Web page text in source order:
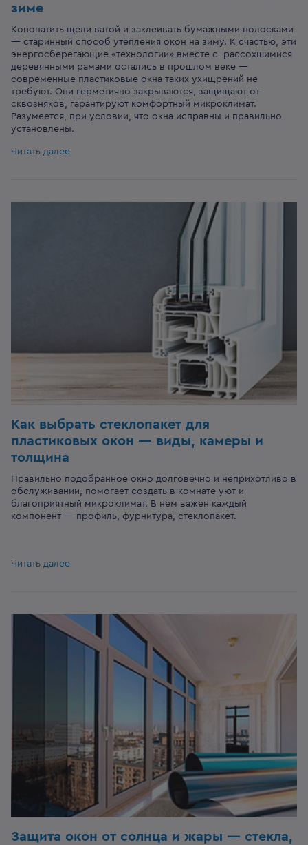
зиме
Конопатить щели ватой и заклеивать бумажными полосками
— старинный способ утепления окон на зиму. К счастью, эти
энергосберегающие «технологии» вместе с рассохшимися
деревянными рамами остались в прошлом веке —
современные пластиковые окна таких ухищрений не
требуют. Они герметично закрываются, защищают от
сквозняков, гарантируют комфортный микроклимат.
Разумеется, при условии, что окна исправны и правильно
установлены.
Читать далее
Как выбрать стеклопакет для
пластиковых окон — виды, камеры и
толщина
Правильно подобранное окно долговечно и неприхотливо в
обслуживании, помогает создать в комнате уют и
благоприятный микроклимат. В нём важен каждый
компонент — профиль, фурнитура, стеклопакет.
Читать далее
Защита окон от солнца и жары — стекла,